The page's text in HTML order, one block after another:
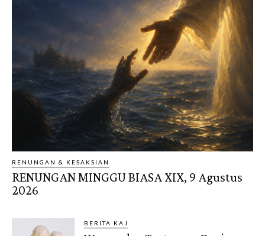
RENUNGAN & KESAKSIAN
RENUNGAN MINGGU BIASA XIX, 9 Agustus
2026
BERITA KAJ